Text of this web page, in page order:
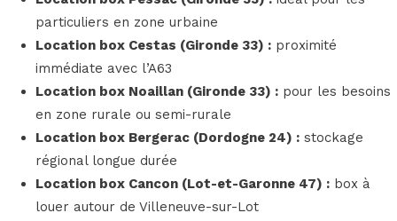
particuliers en zone urbaine
Location box Cestas (Gironde 33) : proximité
immédiate avec l’A63
Location box Noaillan (Gironde 33) : pour les besoins
en zone rurale ou semi-rurale
Location box Bergerac (Dordogne 24) : stockage
régional longue durée
Location box Cancon (Lot-et-Garonne 47) : box à
louer autour de Villeneuve-sur-Lot